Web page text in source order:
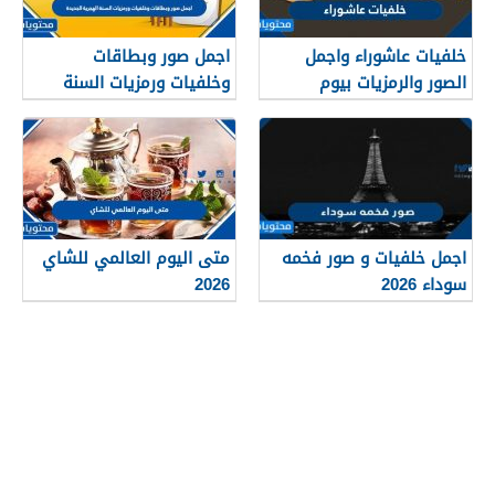
خلفيات عاشوراء واجمل
الصور والرمزيات بيوم
عاشوراء 1448/2026
اجمل صور وبطاقات
وخلفيات ورمزيات السنة
الهجرية الجديدة 1448
اجمل خلفيات و صور فخمه
سوداء 2026
متى اليوم العالمي للشاي
2026